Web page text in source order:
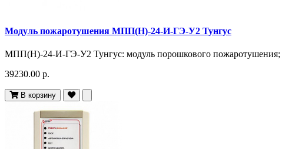
Модуль пожаротушения МПП(Н)-24-И-ГЭ-У2 Тунгус
МПП(Н)-24-И-ГЭ-У2 Тунгус: модуль порошкового пожаротушения;
39230.00 р.
В корзину